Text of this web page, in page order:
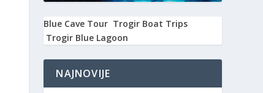
Blue Cave Tour Trogir Boat Trips
Trogir Blue Lagoon
NAJNOVIJE